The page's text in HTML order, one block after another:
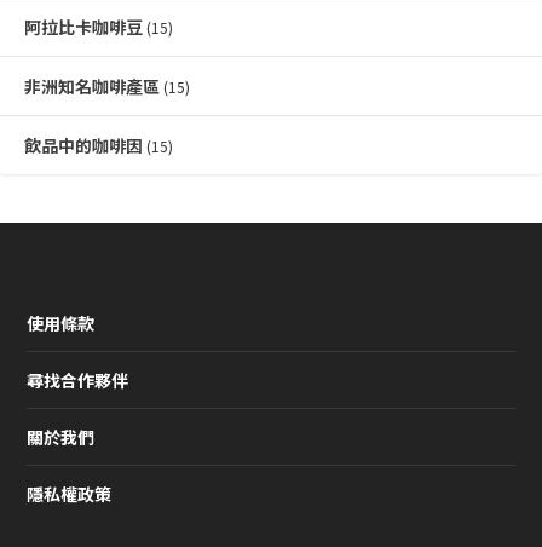
阿拉比卡咖啡豆 (15)
非洲知名咖啡產區 (15)
飲品中的咖啡因 (15)
使用條款
尋找合作夥伴
關於我們
隱私權政策